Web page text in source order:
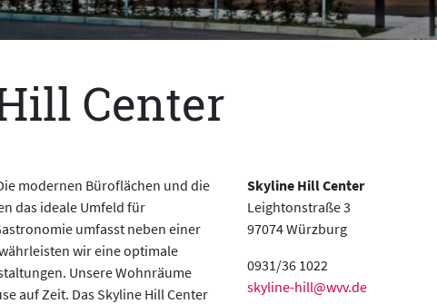
Center
modernen Büroflächen und die
das ideale Umfeld für
umfasst neben einer
wir eine optimale
Unsere Wohnräume
auf Zeit. Das Skyline Hill Center
Skyline Hill Center
Leightonstraße 3
97074 Würzburg
0931/36 1022
skyline-hill@wvv.de